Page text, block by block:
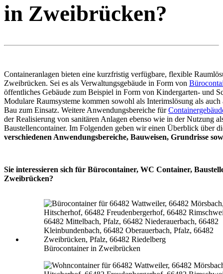
in Zweibrücken?
Containeranlagen bieten eine kurzfristig verfügbare, flexible
Zweibrücken. Sei es als Verwaltungsgebäude in Form von
öffentliches Gebäude zum Beispiel in Form von Kindergarten- und
Modulare Raumsysteme kommen sowohl als Interimslösung als auch
Bau zum Einsatz. Weitere Anwendungsbereiche für
der Realisierung von sanitären Anlagen ebenso wie in der Nutzung
Baustellencontainer. Im Folgenden geben wir einen Überblick über
verschiedenen Anwendungsbereiche, Bauweisen, Grundrisse
Sie interessieren sich für Bürocontainer, WC Container,
Zweibrücken?
Bürocontainer in Zweibrücken